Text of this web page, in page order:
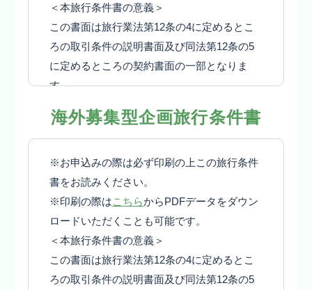
＜本旅行条件書の意義＞
この書面は旅行業法第12条の4に定めるとこ
ろの取引条件の説明書面及び同法第12条の5
に定めるところの契約書面の一部となりま
す。
(1) この旅行は関西教育旅行株式会社（以
施する旅行であり、この旅行に参加されるお
客様は当社と募集型企画旅行契約（以下、
「旅行契約」といいます。）を締結すること
になります。
(2) 旅行契約の内容・条件は、募集広告、パ
ンフレット、本旅行条件書、本旅行出発前に
お渡しする確定書面（最終旅行日程表）及び
海外募集型企画旅行条件書
※お申込みの際は必ず印刷の上この旅行条件
書をお読みください。
※印刷の際はこちらからPDFデータをダウン
ロードいただくことも可能です。
＜本旅行条件書の意義＞
この書面は旅行業法第12条の4に定めるとこ
ろの取引条件の説明書面及び同法第12条の5